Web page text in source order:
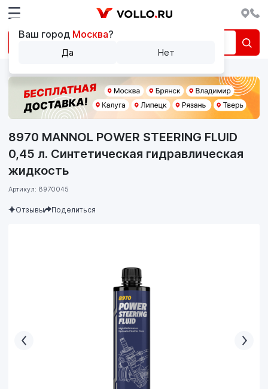
8970 MANNOL POWER STEERING FLUID
0,45 л. Синтетическая гидравлическая
жидкость
Артикул: 8970045
Отзывы Поделиться
Ваш город Москва?
Да Нет